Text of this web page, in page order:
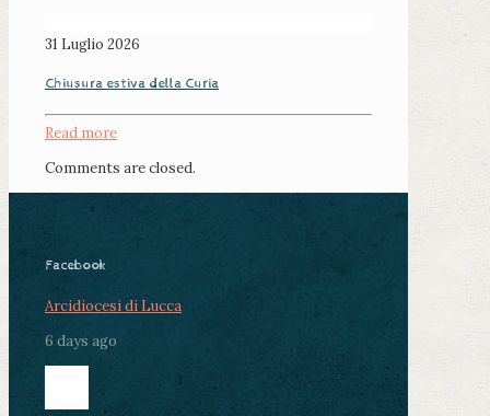
31 Luglio 2026
Chiusura estiva della Curia
Read more
Comments are closed.
Facebook
Arcidiocesi di Lucca
6 days ago